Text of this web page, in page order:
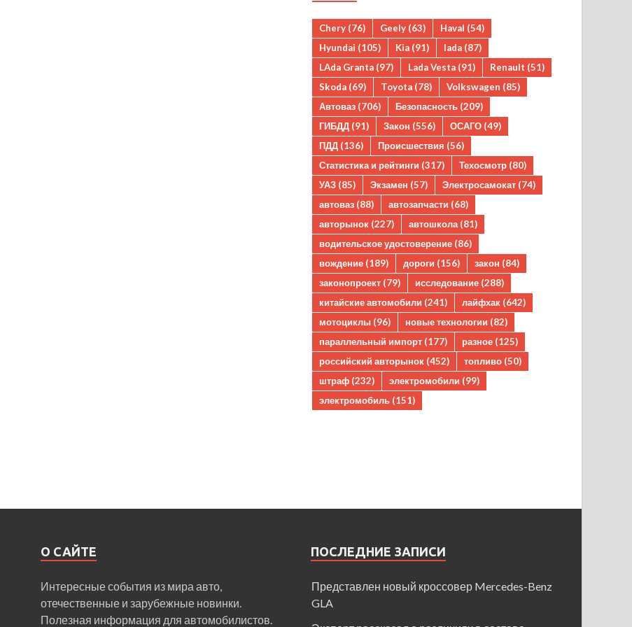
Chery (76) Geely (63) Haval (54)
Hyundai (105) Kia (91) lada (87)
LAda Granta (97) Lada Vesta (91) Renault (51)
Skoda (69) Toyota (78) Volkswagen (85)
Автоваз (706) Безопасность (209)
ГИБДД (91) Закон (556) ОСАГО (49)
ПДД (136) Происшествия (56)
Статистика и рейтинги (317) Техосмотр (80)
УАЗ (85) Экзамен (57) Электросамокат (74)
автоваз (88) автозапчасти (68)
авторынок (227) автошкола (81)
водительское удостоверение (86)
вождение (189) дороги (156) закон (84)
законопроект (79) исследование (288)
китайские автомобили (241) лайфхак (642)
мотоциклы (96) новые технологии (82)
параллельный импорт (177) разное (125)
российский авторынок (452) топливо (50)
штраф (232) электромобили (99)
электромобиль (151)
О САЙТЕ
Интересные события из мира авто,
отечественные и зарубежные новинки.
Полезная информация для автомобилистов.
ПОСЛЕДНИЕ ЗАПИСИ
Представлен новый кроссовер Mercedes-Benz
GLA